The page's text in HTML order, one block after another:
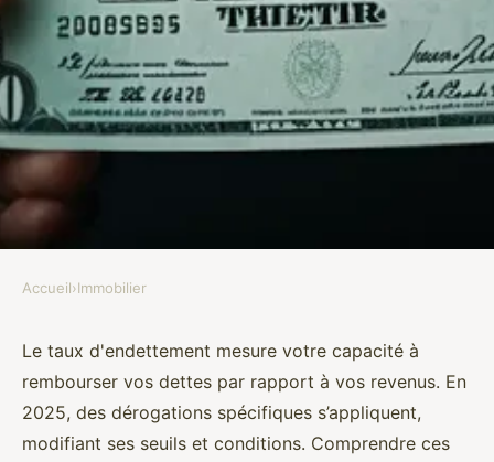
Comprendre le taux
d'endettement en 2025 :
dérogations et solutions
Accueil›Immobilier
Le taux d'endettement mesure votre capacité à
rembourser vos dettes par rapport à vos revenus. En
2025, des dérogations spécifiques s’appliquent,
modifiant ses seuils et conditions. Comprendre ces